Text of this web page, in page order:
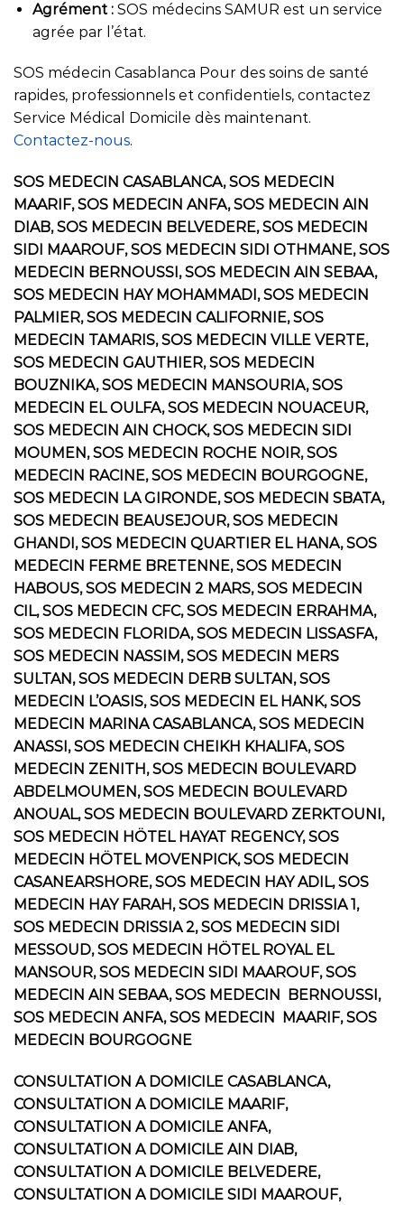
Agrément : SOS médecins SAMUR est un service
agrée par l’état.
SOS médecin Casablanca Pour des soins de santé
rapides, professionnels et confidentiels, contactez
Service Médical Domicile dès maintenant.
Contactez-nous.
SOS MEDECIN CASABLANCA, SOS MEDECIN
MAARIF, SOS MEDECIN ANFA, SOS MEDECIN AIN
DIAB, SOS MEDECIN BELVEDERE, SOS MEDECIN
SIDI MAAROUF, SOS MEDECIN SIDI OTHMANE, SOS
MEDECIN BERNOUSSI, SOS MEDECIN AIN SEBAA,
SOS MEDECIN HAY MOHAMMADI, SOS MEDECIN
PALMIER, SOS MEDECIN CALIFORNIE, SOS
MEDECIN TAMARIS, SOS MEDECIN VILLE VERTE,
SOS MEDECIN GAUTHIER, SOS MEDECIN
BOUZNIKA, SOS MEDECIN MANSOURIA, SOS
MEDECIN EL OULFA, SOS MEDECIN NOUACEUR,
SOS MEDECIN AIN CHOCK, SOS MEDECIN SIDI
MOUMEN, SOS MEDECIN ROCHE NOIR, SOS
MEDECIN RACINE, SOS MEDECIN BOURGOGNE,
SOS MEDECIN LA GIRONDE, SOS MEDECIN SBATA,
SOS MEDECIN BEAUSEJOUR, SOS MEDECIN
GHANDI, SOS MEDECIN QUARTIER EL HANA, SOS
MEDECIN FERME BRETENNE, SOS MEDECIN
HABOUS, SOS MEDECIN 2 MARS, SOS MEDECIN
CIL, SOS MEDECIN CFC, SOS MEDECIN ERRAHMA,
SOS MEDECIN FLORIDA, SOS MEDECIN LISSASFA,
SOS MEDECIN NASSIM, SOS MEDECIN MERS
SULTAN, SOS MEDECIN DERB SULTAN, SOS
MEDECIN L’OASIS, SOS MEDECIN EL HANK, SOS
MEDECIN MARINA CASABLANCA, SOS MEDECIN
ANASSI, SOS MEDECIN CHEIKH KHALIFA, SOS
MEDECIN ZENITH, SOS MEDECIN BOULEVARD
ABDELMOUMEN, SOS MEDECIN BOULEVARD
ANOUAL, SOS MEDECIN BOULEVARD ZERKTOUNI,
SOS MEDECIN HÖTEL HAYAT REGENCY, SOS
MEDECIN HÖTEL MOVENPICK, SOS MEDECIN
CASANEARSHORE, SOS MEDECIN HAY ADIL, SOS
MEDECIN HAY FARAH, SOS MEDECIN DRISSIA 1,
SOS MEDECIN DRISSIA 2, SOS MEDECIN SIDI
MESSOUD, SOS MEDECIN HÖTEL ROYAL EL
MANSOUR, SOS MEDECIN SIDI MAAROUF, SOS
MEDECIN AIN SEBAA, SOS MEDECIN BERNOUSSI,
SOS MEDECIN ANFA, SOS MEDECIN MAARIF, SOS
MEDECIN BOURGOGNE
CONSULTATION A DOMICILE CASABLANCA,
CONSULTATION A DOMICILE MAARIF,
CONSULTATION A DOMICILE ANFA,
CONSULTATION A DOMICILE AIN DIAB,
CONSULTATION A DOMICILE BELVEDERE,
CONSULTATION A DOMICILE SIDI MAAROUF,